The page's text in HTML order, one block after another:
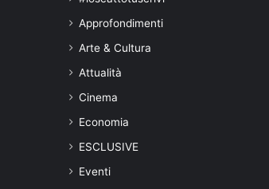
Approfondimenti
Arte & Cultura
Attualità
Cinema
Economia
ESCLUSIVE
Eventi